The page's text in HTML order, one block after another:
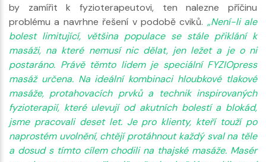
by zamířit k fyzioterapeutovi, ten nalezne příčinu
problému a navrhne řešení v podobě cviků. „Není-li ale
bolest limitující, většina populace se stále přiklání k
masáži, na které nemusí nic dělat, jen ležet a je o ni
postaráno. Právě těmto lidem je speciální FYZIOpress
masáž určena. Na ideální kombinaci hloubkové tlakové
masáže, protahovacích prvků a technik inspirovaných
fyzioterapií, které ulevují od akutních bolestí a blokád,
jsme pracovali deset let. Je pro klienty, kteří touží po
naprostém uvolnění, chtějí protáhnout každý sval na těle
a dosud s tímto cílem chodili na thajské masáže. Masér